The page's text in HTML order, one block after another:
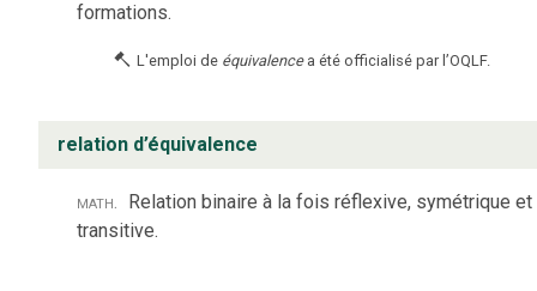
formations.
L'emploi de équivalence a été officialisé par l’OQLF.
relation d’équivalence
math. Relation binaire à la fois réflexive, symétrique et
transitive.